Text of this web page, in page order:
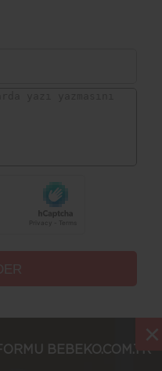
BEBEKO.COM.TR